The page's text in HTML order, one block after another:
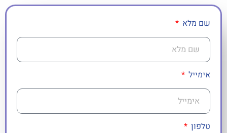
שם מלא
אימייל
טלפון